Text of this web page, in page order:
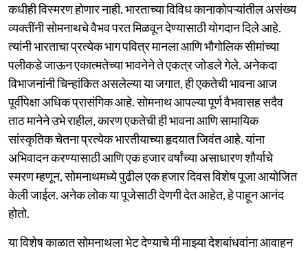
कधीही विस्मरण होणार नाही. भारताच्या विविध कानाकोपऱ्यांतील असंख्य
व्यक्तींनी सोमनाथचे वैभव परत मिळवून देण्यासाठी योगदान दिले आहे.
त्यांनी भारताचा प्रत्येक भाग पवित्र मानला आणि भौगोलिक सीमांच्या
पलीकडे जाऊन एकात्मतेच्या भावनेने ते एकत्र जोडले गेले. अनेकदा
विभाजनांनी चिन्हांकित असलेल्या या जगात, ही एकतेची भावना आज
पूर्वीपेक्षा अधिक प्रासंगिक आहे. सोमनाथ आपल्या पूर्ण वैभवासह सदैव
ताठ मानेने उभे राहील, कारण एकतेची ही भावना आणि सामायिक
सांस्कृतिक चेतना प्रत्येक भारतीयाच्या हृदयात जिवंत आहे. यांना
अभिवादन करण्यासाठी आणि एक हजार वर्षांच्या असाधारण शौर्याचे
स्मरण म्हणून, सोमनाथमध्ये पुढील एक हजार दिवस विशेष पूजा आयोजित
केली जाईल. अनेक लोक या पूजेसाठी देणगी देत आहेत, हे पाहून आनंद
होतो.
या विशेष काळात सोमनाथला भेट देण्याचे मी माझ्या देशबांधवांना आवाहन